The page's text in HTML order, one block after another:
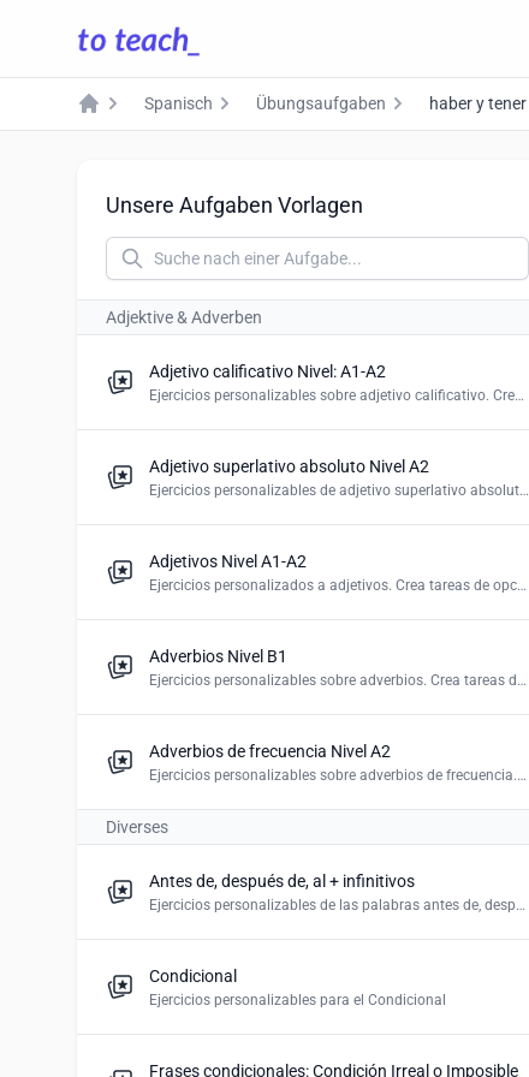
Home
Spanisch Übungsaufgaben haber y tener
Unsere Aufgaben Vorlagen
Adjektive & Adverben
Adjetivo calificativo Nivel: A1-A2
Ejercicios personalizables sobre adjetivo calificativo. Crea tareas de opciones múltiples, espacios en blanco, selección de palabras, arrastrar y soltar
Adjetivo superlativo absoluto Nivel A2
Ejercicios personalizables de adjetivo superlativo absoluto. Crea tareas de opciones múltiples, espacios en blanco, arrastrar y soltar
Adjetivos Nivel A1-A2
Ejercicios personalizados a adjetivos. Crea tareas de opciones múltiples, resolver crucigrama, ejercicio de asociación y de marcar
Adverbios Nivel B1
Ejercicios personalizables sobre adverbios. Crea tareas de selección de palabras, de espacios en blanco y marcar
Adverbios de frecuencia Nivel A2
Ejercicios personalizables sobre adverbios de frecuencia. Crea tarea de marcar y de ordnear las palabras
Diverses
Antes de, después de, al + infinitivos
Ejercicios personalizables de las palabras antes de, después de, al +infintivos
Condicional
Ejercicios personalizables para el Condicional
Frases condicionales: Condición Irreal o Imposible